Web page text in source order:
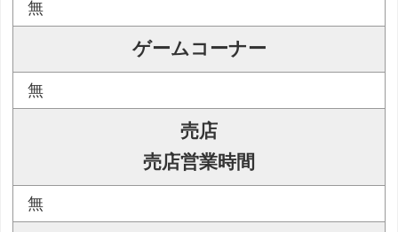
無
ゲームコーナー
無
売店
売店営業時間
無